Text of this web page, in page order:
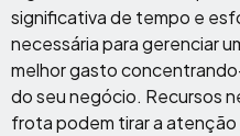
significativa de tempo e
necessária para gerenciar
melhor gasto
do seu negócio. Recursos
frota podem tirar a